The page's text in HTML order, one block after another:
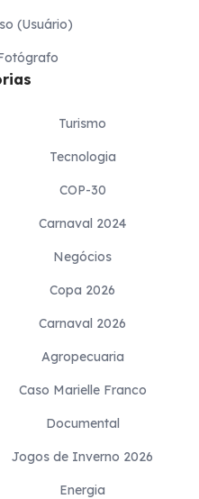
(Usuário)
Turismo
Tecnologia
COP-30
Carnaval 2024
Negócios
Copa 2026
Carnaval 2026
Agropecuaria
Caso Marielle Franco
Documental
Jogos de Inverno 2026
Energia